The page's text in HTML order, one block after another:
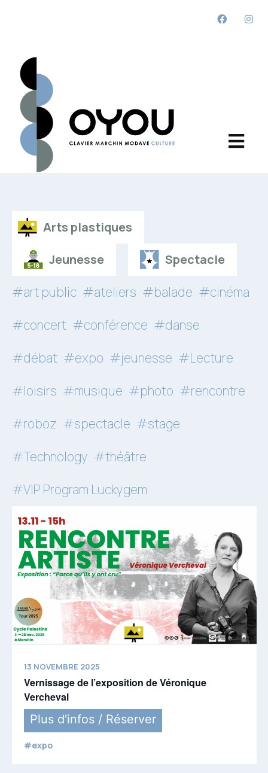
Arts plastiques
Jeunesse
Spectacle
#art public #ateliers #balade #cinéma
#concert #conférence #danse
#débat #expo #jeunesse #Lecture
#loisirs #musique #photo #rencontre
#roboz #spectacle #stage
#Technology #théâtre
#VIP Program Luckygem
13 NOVEMBRE 2025
Vernissage de l’exposition de Véronique
Vercheval
Plus d'infos / Réserver
#expo